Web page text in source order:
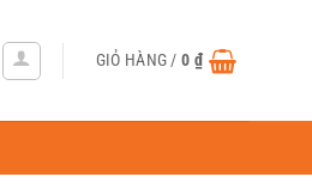
GIỎ HÀNG /0 ₫